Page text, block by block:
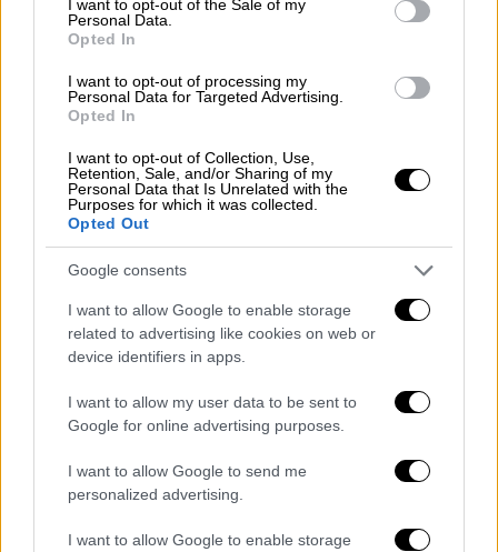
I want to opt-out of the Sale of my
Personal Data.
Opted In
I want to opt-out of processing my
Personal Data for Targeted Advertising.
Opted In
I want to opt-out of Collection, Use,
Retention, Sale, and/or Sharing of my
Personal Data that Is Unrelated with the
Purposes for which it was collected.
Opted Out
Google consents
I want to allow Google to enable storage
related to advertising like cookies on web or
device identifiers in apps.
I want to allow my user data to be sent to
Google for online advertising purposes.
I want to allow Google to send me
personalized advertising.
I want to allow Google to enable storage
και δεν μπόρεσαν να συγκρατήσουν τους
βράχους των 20.000 κυβικών μέτρων»,
ΔΙΑΒΑΣΤΕ ΕΠΙΣΗΣ
Ελλάδα|02.12.2022 17:59
Εισαγγελική έρευνα για την
κατολίσθηση στην Κακιά Σκάλα: Το
πιθανό αδίκημα που εξετάζουν οι
αρχές και η ανεπαρκής κατασκευή
Ελλάδα|02.12.2022 13:00
Εισαγγελική έρευνα για την
κατολίσθηση στην Κακιά Σκάλα: Από
στην Αθηνών - Κορίνθου